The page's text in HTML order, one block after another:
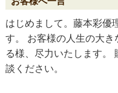
はじめまして。藤本彩優
す。 お客様の人生の大
る様、尽力いたします。
談ください。